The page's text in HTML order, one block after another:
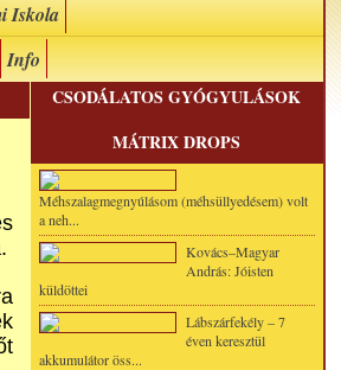
Iskola
Info
CSODÁLATOS GYÓGYULÁSOK
MÁTRIX DROPS
Méhszalagmegnyúlásom (méhsüllyedésem) volt
a neh...
Kovács–Magyar
András: Jóisten
küldöttei
Lábszárfekély – 7
éven keresztül
akkumulátor öss...